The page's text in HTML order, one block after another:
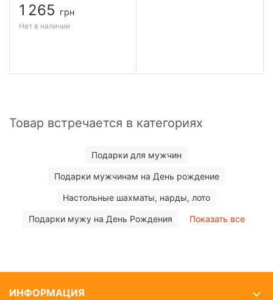
1 265 грн
Нет в наличии
Товар встречается в категориях
Подарки для мужчин
Подарки мужчинам на День рождение
Настольные шахматы, нарды, лото
Подарки мужу на День Рождения Показать все
ИНФОРМАЦИЯ